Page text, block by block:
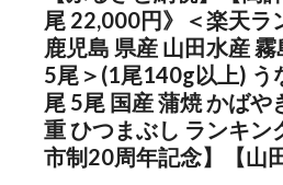
尾 22,000円》＜楽天ラ
鹿児島 県産 山田水産
5尾＞(1尾140g以上) う
尾 5尾 国産 蒲焼 かばや
重 ひつまぶし ランキン
市制20周年記念】【山